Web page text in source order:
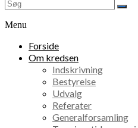
Menu
Forside
Om kredsen
Indskrivning
Bestyrelse
Udvalg
Referater
Generalforsamling